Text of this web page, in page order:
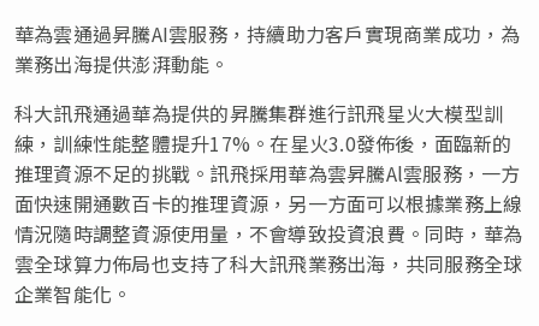
華為雲通過昇騰AI雲服務，持續助力客戶實現商業成功，為
業務出海提供澎湃動能。
科大訊飛通過華為提供的昇騰集群進行訊飛星火大模型訓
練，訓練性能整體提升17%。在星火3.0發佈後，面臨新的
推理資源不足的挑戰。訊飛採用華為雲昇騰Al雲服務，一方
面快速開通數百卡的推理資源 ， 另一方面可以根據業務上線
情況隨時調整資源使用量，不會導致投資浪費。同時，華為
雲全球算力佈局也支持了科大訊飛業務出海，共同服務全球
企業智能化。